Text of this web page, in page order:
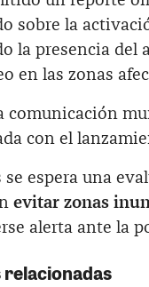
sobre la
la presencia del
en las zonas
comunicación
con el
espera una
evitar zonas
alerta ante la